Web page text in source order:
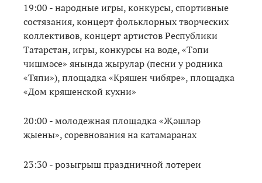
19:00 - народные игры, конкурсы, спортивные
состязания, концерт фольклорных творческих
коллективов, концерт артистов Республики
Татарстан, игры, конкурсы на воде, «Тәпи
чишмәсе» янында җырулар (песни у родника
«Тяпи»), площадка «Кряшен чибяре», площадка
«Дом кряшенской кухни»
20:00 - молодежная площадка «Җәшләр
җыены», соревнования на катамаранах
23:30 - розыгрыш праздничной лотереи